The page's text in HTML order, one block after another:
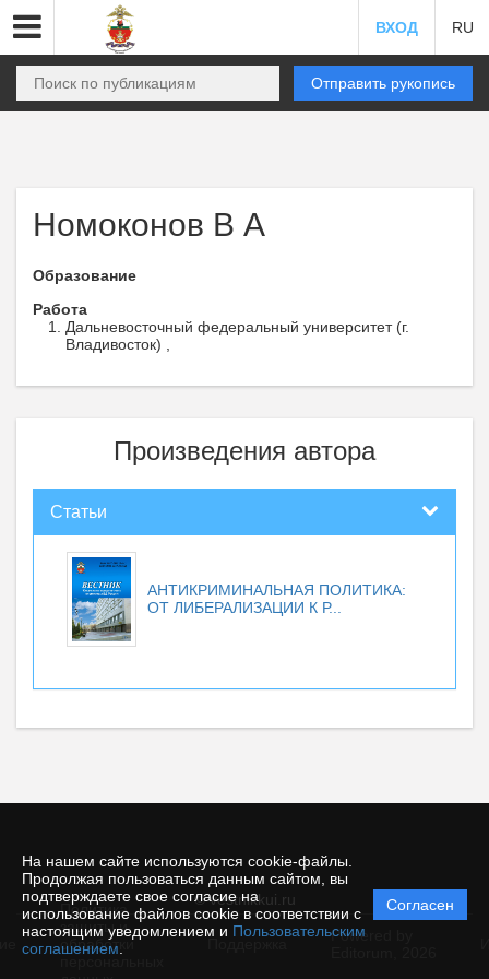
На нашем сайте используются cookie-файлы.
Продолжая пользоваться данным сайтом, вы
подтверждаете свое согласие на
использование файлов cookie в соответствии с
настоящим уведомлением и Пользовательским
соглашением
Согласен
ВХОД RU
Отправить рукопись
Номоконов В А
Образование
Работа
Дальневосточный федеральный университет (г.
Владивосток) ,
Произведения автора
Статьи
АНТИКРИМИНАЛЬНАЯ ПОЛИТИКА:
ОТ ЛИБЕРАЛИЗАЦИИ К Р...
© vestnikkui.ru
Политика
защиты и
обработки
Powered by